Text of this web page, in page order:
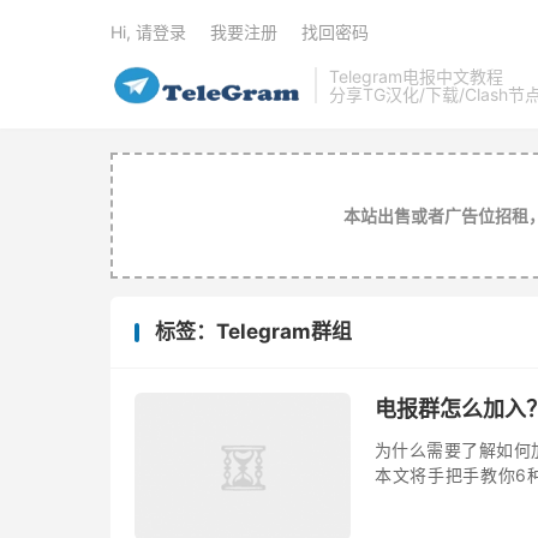
Telegram电报中文教程
分享TG汉化/下载/Clash节
Hi, 请登录 我要注册 找回密码
本站出售或者广告位招租
标签：Telegram群组
电报群怎么加
为什么需要了解如何
本文将手把手教你6